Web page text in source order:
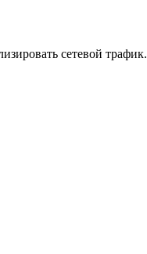
сетевой трафик.